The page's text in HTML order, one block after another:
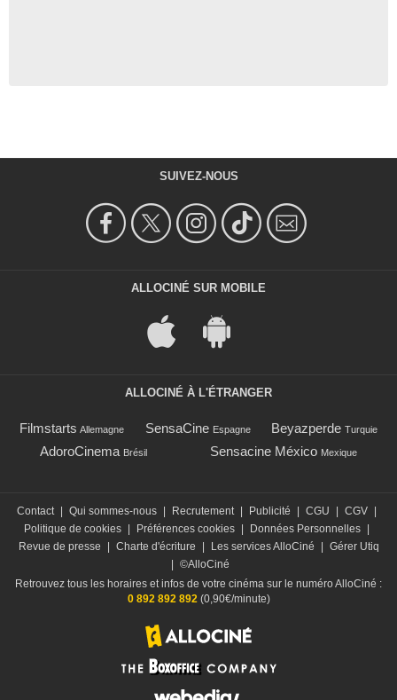
SUIVEZ-NOUS
ALLOCINÉ SUR MOBILE
ALLOCINÉ À L'ÉTRANGER
Filmstarts Allemagne SensaCine Espagne Beyazperde Turquie
AdoroCinema Brésil Sensacine México Mexique
Contact | Qui sommes-nous | Recrutement | Publicité | CGU | CGV |
Politique de cookies | Préférences cookies | Données Personnelles |
Revue de presse
| Charte d'écriture | Les services AlloCiné | Gérer Utiq
| ©AlloCiné
Retrouvez tous les horaires et infos de votre cinéma sur le numéro AlloCiné :
0 892 892 892 (0,90€/minute)